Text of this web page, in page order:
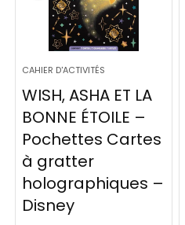
CAHIER D'ACTIVITÉS
WISH, ASHA ET LA
BONNE ÉTOILE –
Pochettes Cartes
à gratter
holographiques –
Disney